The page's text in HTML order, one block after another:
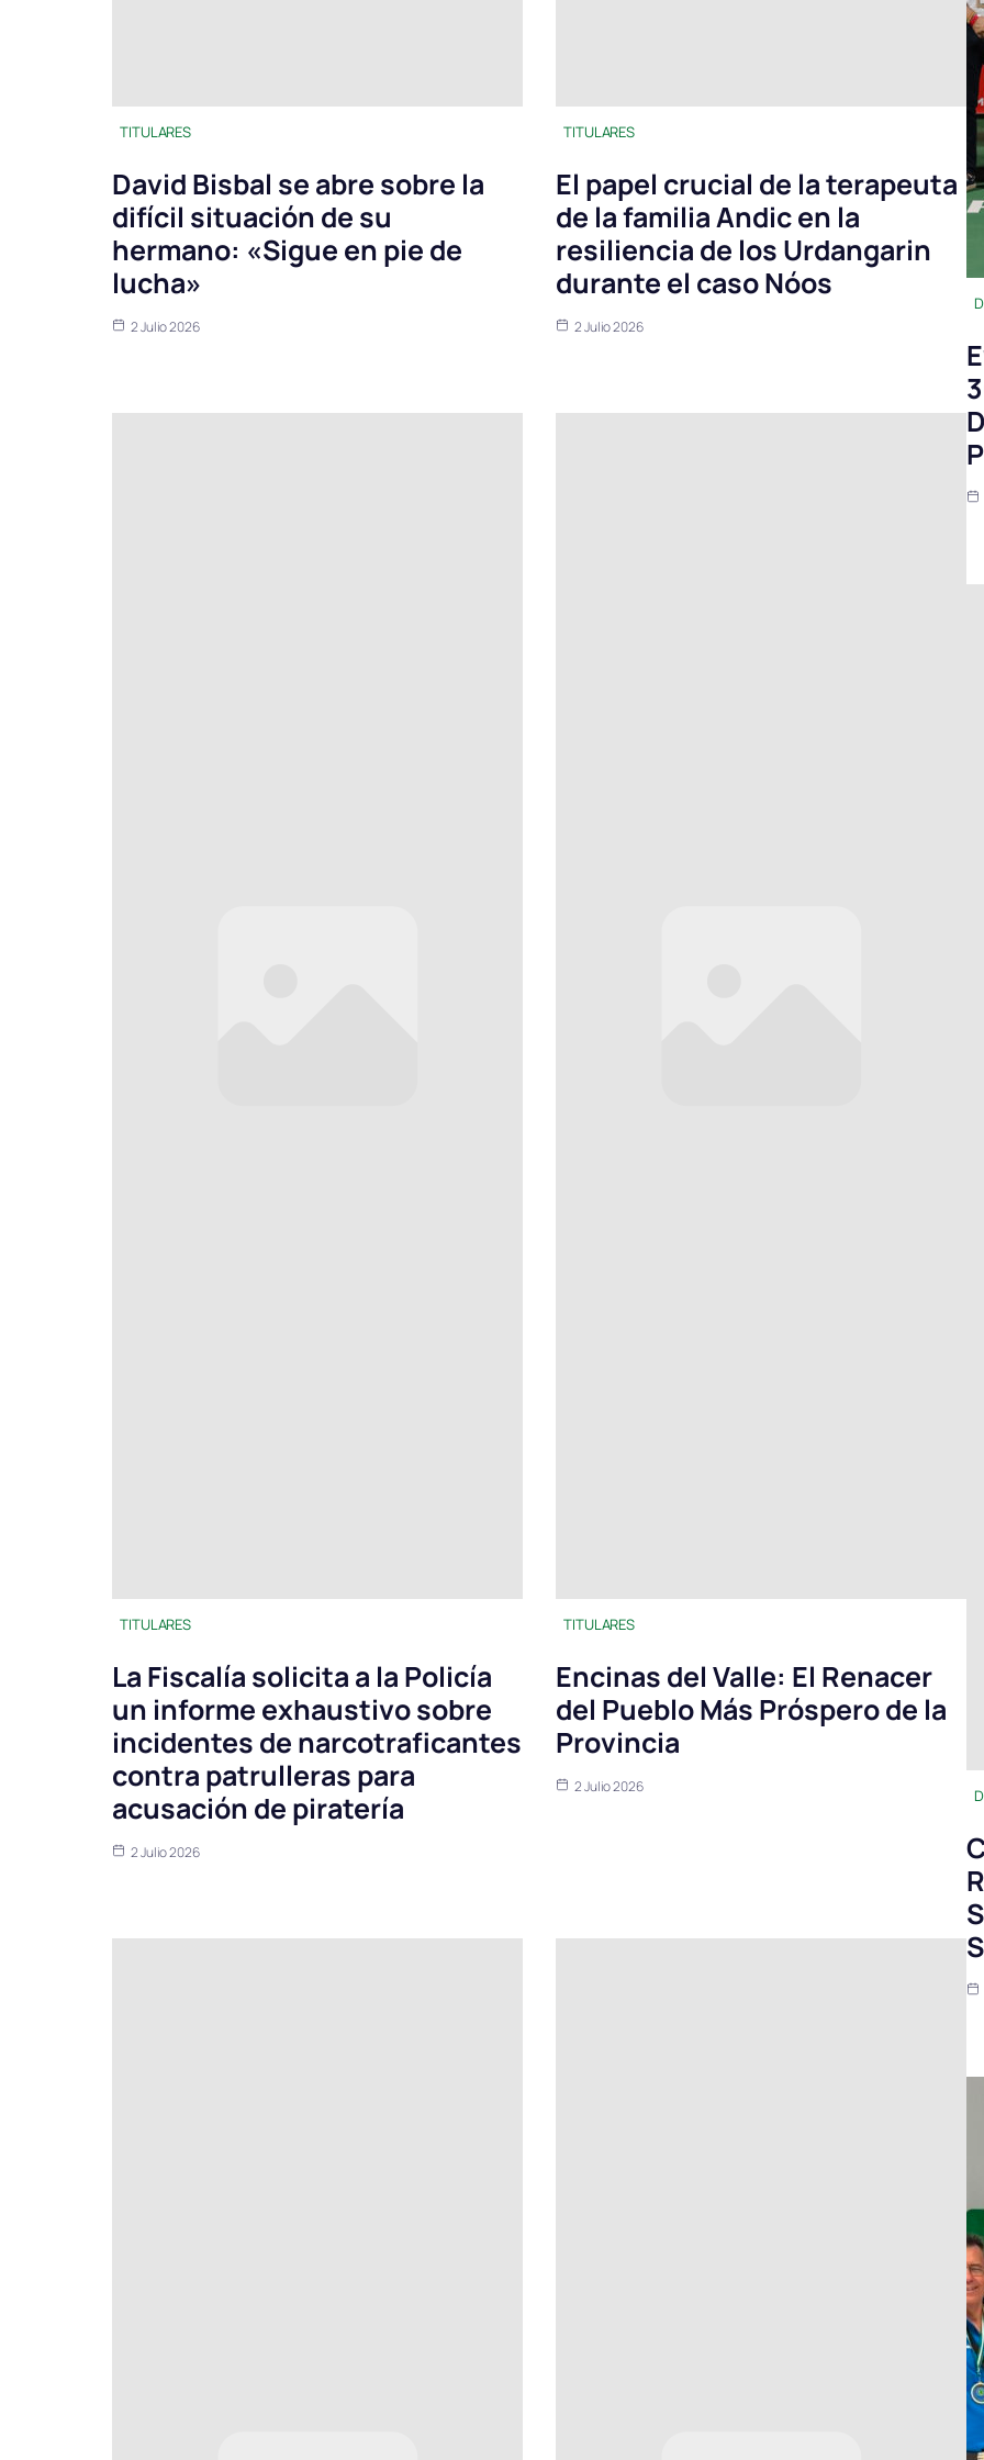
TITULARES
David Bisbal se abre sobre la
difícil situación de su
hermano: «Sigue en pie de
lucha»
2 Julio 2026
TITULARES
El papel crucial de la terapeuta
de la familia Andic en la
resiliencia de los Urdangarin
durante el caso Nóos
2 Julio 2026
TITULARES
La Fiscalía solicita a la Policía
un informe exhaustivo sobre
incidentes de narcotraficantes
contra patrulleras para
acusación de piratería
2 Julio 2026
TITULARES
Encinas del Valle: El Renacer
del Pueblo Más Próspero de la
Provincia
2 Julio 2026